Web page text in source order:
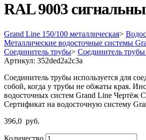
RAL 9003
Grand Line 150/100 металлическая>
Металлические водосточные системы
Соединитель трубы> Соединитель
Артикул: 352ded2a2c3a
Соединитель трубы используется для
собой, когда у трубы не обжаты края.
водосточных систем Grand Line Чертёж
Сертификат на водосточную систему
396,0 руб.
Количество